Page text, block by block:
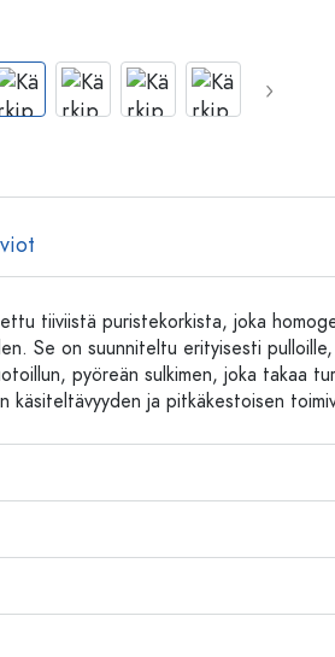
tiiviistä puristekorkista, joka
Se on suunniteltu erityisesti
pyöreän sulkimen, joka takaa
käsiteltävyyden ja pitkäkestoisen